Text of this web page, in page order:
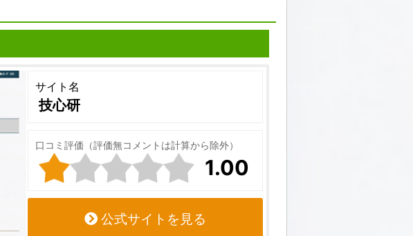
サイト名
技心研
口コミ評価（評価無コメントは計算から除外）
1.00
公式サイトを見る